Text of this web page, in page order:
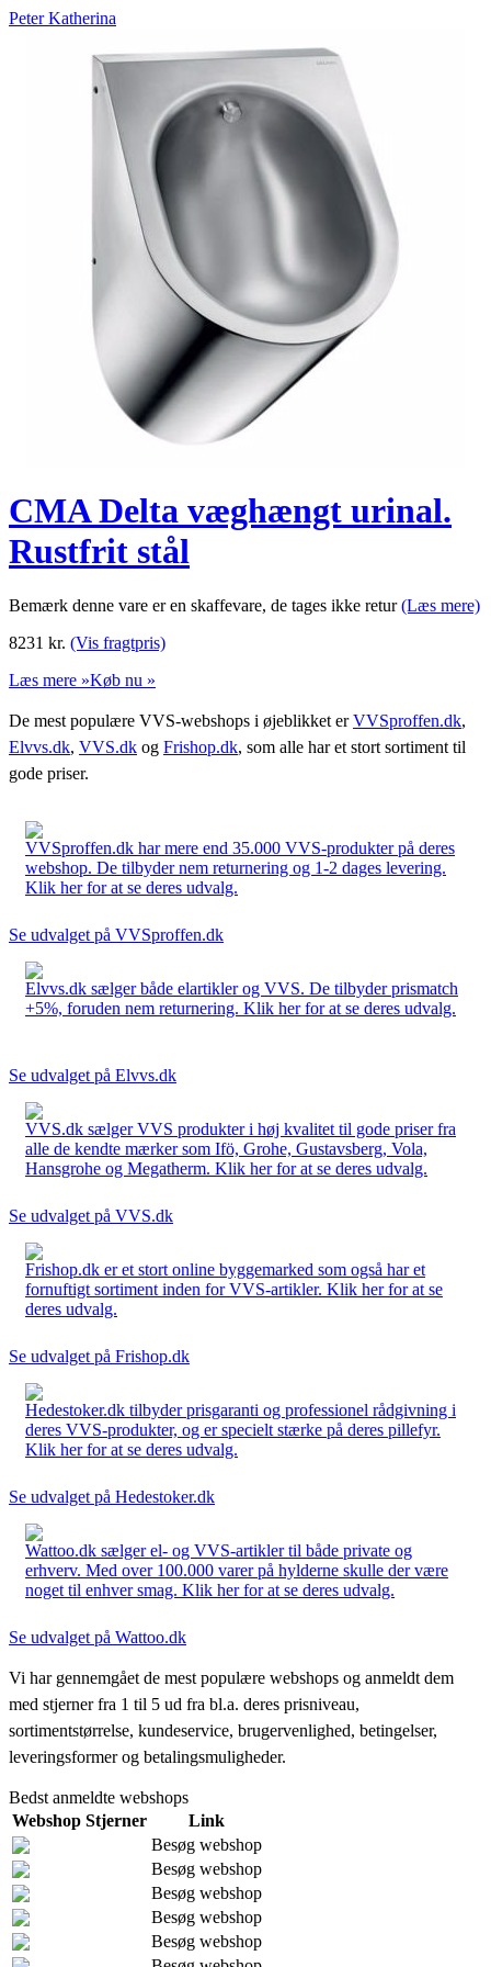
Peter Katherina
CMA Delta væghængt urinal.
Rustfrit stål
Bemærk denne vare er en skaffevare, de tages ikke retur(Læs mere)
8231 kr. (Vis fragtpris)
Læs mere »Køb nu »
De mest populære VVS-webshops i øjeblikket erVVSproffen.dk,
Elvvs.dk, VVS.dk og Frishop.dk, som alle har et stort sortiment til
gode priser.
VVSproffen.dk har mere end 35.000 VVS-produkter på deres
webshop. De tilbyder nem returnering og 1-2 dages levering.
Klik her for at se deres udvalg.
Se udvalget på VVSproffen.dk
Elvvs.dk sælger både elartikler og VVS. De tilbyder prismatch
+5%, foruden nem returnering. Klik her for at se deres udvalg.
Se udvalget på Elvvs.dk
VVS.dk sælger VVS produkter i høj kvalitet til gode priser fra
alle de kendte mærker som Ifö, Grohe, Gustavsberg, Vola,
Hansgrohe og Megatherm. Klik her for at se deres udvalg.
Se udvalget på VVS.dk
Frishop.dk er et stort online byggemarked som også har et
fornuftigt sortiment inden for VVS-artikler. Klik her for at se
deres udvalg.
Se udvalget på Frishop.dk
Hedestoker.dk tilbyder prisgaranti og professionel rådgivning i
deres VVS-produkter, og er specielt stærke på deres pillefyr.
Klik her for at se deres udvalg.
Se udvalget på Hedestoker.dk
Wattoo.dk sælger el- og VVS-artikler til både private og
erhverv. Med over 100.000 varer på hylderne skulle der være
noget til enhver smag. Klik her for at se deres udvalg.
Se udvalget på Wattoo.dk
Vi har gennemgået de mest populære webshops og anmeldt dem
med stjerner fra 1 til 5 ud fra bl.a. deres prisniveau,
sortimentstørrelse, kundeservice, brugervenlighed, betingelser,
leveringsformer og betalingsmuligheder.
Bedst anmeldte webshops
Webshop Stjerner
Link
Besøg webshop
Besøg webshop
Besøg webshop
Besøg webshop
Besøg webshop